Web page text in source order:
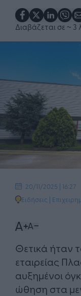
Διαβάζεται σε ~ 3
20/11/2025 | 16:27
Ειδήσεις |
Θετικά ήταν
εταιρείας
αυξημένοι
ώθηση στα